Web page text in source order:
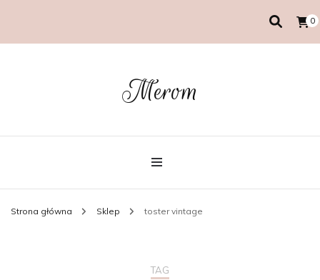
0
Merom
Strona główna Sklep toster vintage
TAG